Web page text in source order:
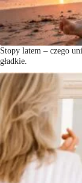
Stopy latem – czego
gładkie.